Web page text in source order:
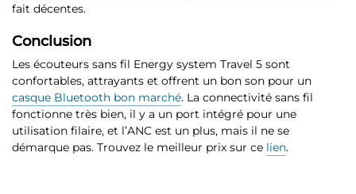
fait décentes.
Conclusion
Les écouteurs sans fil Energy system Travel 5 sont
confortables, attrayants et offrent un bon son pour un
casque Bluetooth bon marché. La connectivité sans fil
fonctionne très bien, il y a un port intégré pour une
utilisation filaire, et l’ANC est un plus, mais il ne se
démarque pas. Trouvez le meilleur prix sur ce lien.